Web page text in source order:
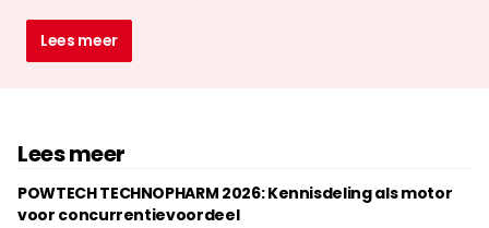
Lees meer
Lees meer
POWTECH TECHNOPHARM 2026: Kennisdeling als motor
voor concurrentievoordeel